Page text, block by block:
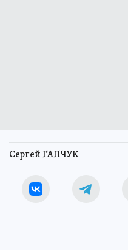
Сергей ГАПЧУК